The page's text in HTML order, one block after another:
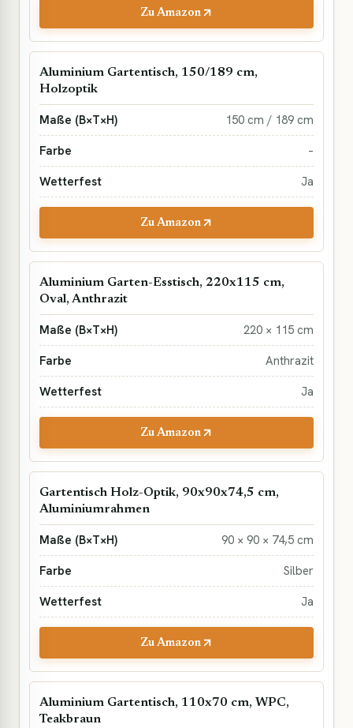
Zu Amazon
Aluminium Gartentisch, 150/189 cm,
Holzoptik
150 cm / 189 cm
–
Ja
Zu Amazon
Aluminium Garten-Esstisch, 220x115 cm,
Oval, Anthrazit
220 × 115 cm
Anthrazit
Ja
Zu Amazon
Gartentisch Holz-Optik, 90x90x74,5 cm,
Aluminiumrahmen
90 × 90 × 74,5 cm
Silber
Ja
Zu Amazon
Aluminium Gartentisch, 110x70 cm, WPC,
Teakbraun